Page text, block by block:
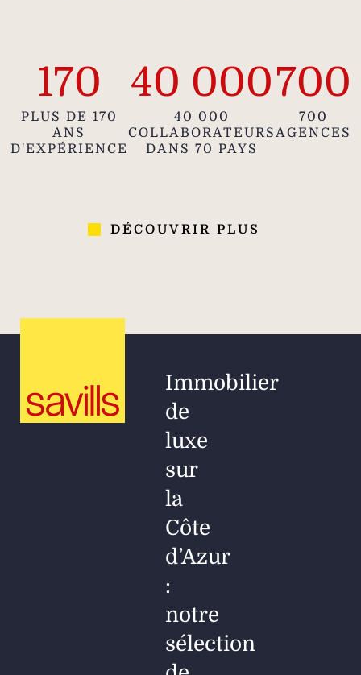
170
PLUS DE 170
ANS
D'EXPÉRIENCE
40 000
40 000
COLLABORATEURS
DANS 70 PAYS
700
700
AGENCES
DÉCOUVRIR PLUS
Immobilier
de
luxe
sur
la
Côte
d’Azur
:
notre
sélection